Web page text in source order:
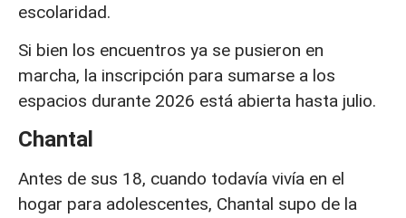
escolaridad.
Si bien los encuentros ya se pusieron en
marcha, la inscripción para sumarse a los
espacios durante 2026 está abierta hasta julio.
Chantal
Antes de sus 18, cuando todavía vivía en el
hogar para adolescentes, Chantal supo de la